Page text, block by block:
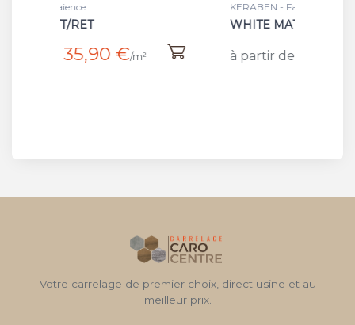
WHITE MAT/RET
à partir de 23,33 € /m²
Votre carrelage de premier choix, direct usine et au
meilleur prix.